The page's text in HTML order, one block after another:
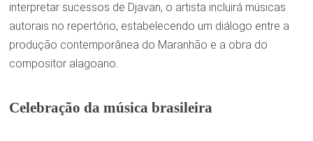
interpretar sucessos de Djavan, o artista incluirá músicas
autorais no repertório, estabelecendo um diálogo entre a
produção contemporânea do Maranhão e a obra do
compositor alagoano.
Celebração da música brasileira